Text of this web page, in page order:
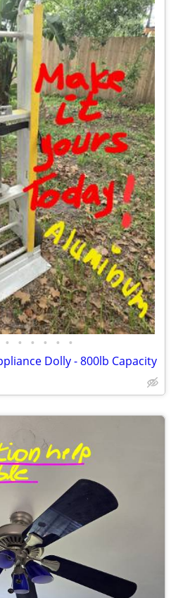
• • • • • •
Dolly - 800lb Capacity